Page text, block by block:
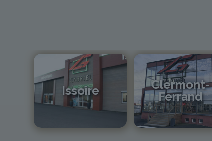
Issoire
contact@gabriel-sa.fr
Clermont-
Ferrand
04 73 42 18